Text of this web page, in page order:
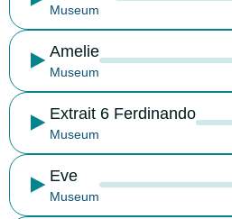
Museum
Amelie
Museum
Extrait 6 Ferdinando
Museum
Eve
Museum